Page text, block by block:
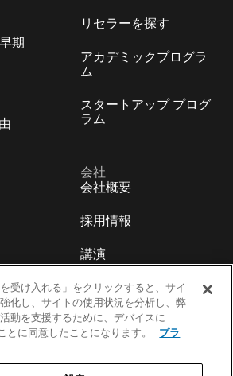
期
リセラーを探す
アカデミックプログラ
ム
スタートアップ プログ
ラム
ル
会社
会社概要
採用情報
講演
イベント
開発者ブログ
受け入れる」をクリックすると、サイ
化し、サイトの使用状況を分析し、弊
動を支援するために、デバイスに
とに同意したことになります。
プラ